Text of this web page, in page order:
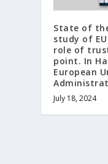
State of
study of
role of
point. In
European
July 18, 2024